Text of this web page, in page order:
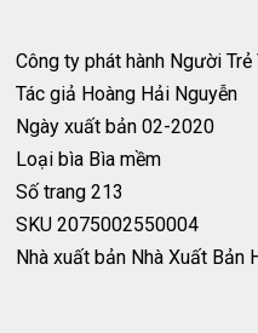
Công ty phát hành Người Trẻ
Tác giả Hoàng Hải Nguyễn
Ngày xuất bản 02-2020
Loại bìa Bìa mềm
Số trang 213
SKU 2075002550004
Nhà xuất bản Nhà Xuất Bản